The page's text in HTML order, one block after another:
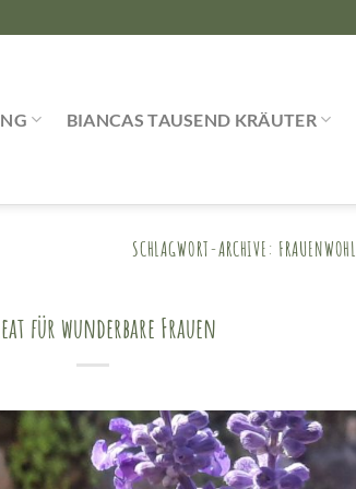
BIANCAS TAUSEND KRÄUTER
SCHLAGWORT-ARCHIVE: FRAUENWOHL
für wunderbare Frauen